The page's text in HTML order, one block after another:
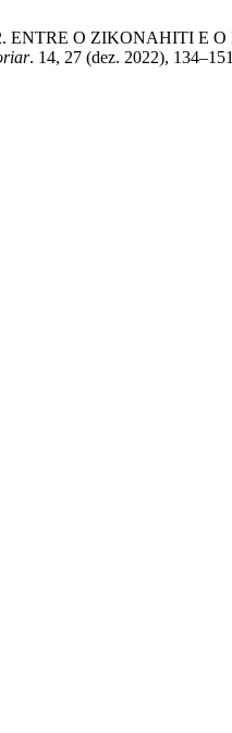
ENTRE O ZIKONAHITI E O
. 14, 27 (dez. 2022),